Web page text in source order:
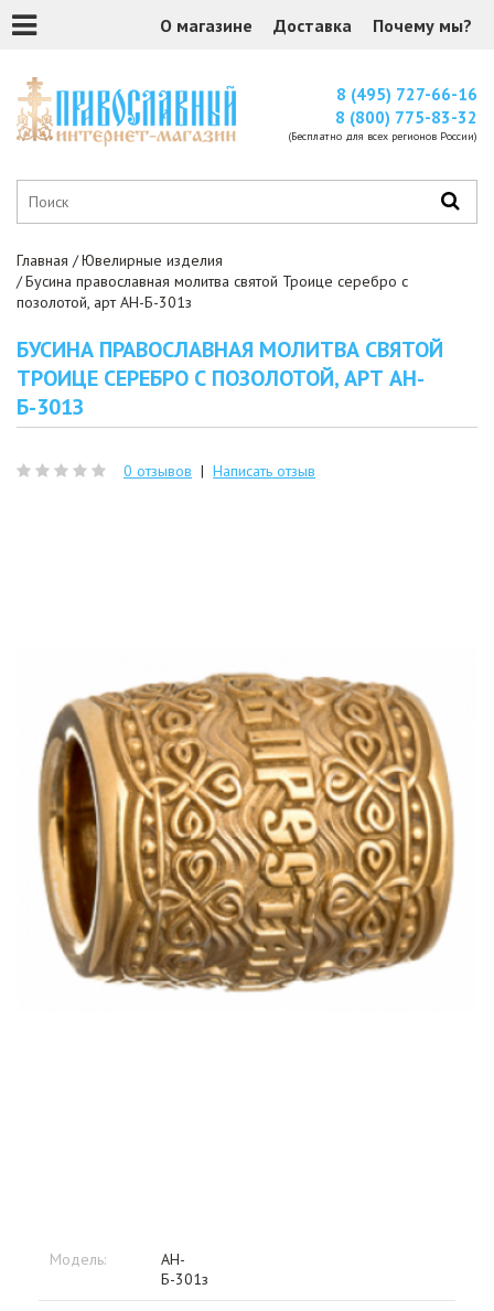
О магазине Доставка Почему мы?
8 (495) 727-66-16
8 (800) 775-83-32
(Бесплатно для всех регионов России)
Главная
Ювелирные изделия
Бусина православная молитва святой Троице серебро с
позолотой, арт АН-Б-301з
БУСИНА ПРАВОСЛАВНАЯ МОЛИТВА СВЯТОЙ
ТРОИЦЕ СЕРЕБРО С ПОЗОЛОТОЙ, АРТ АН-
Б-301З
0 отзывов | Написать отзыв
Модель:
АН-
Б-301з